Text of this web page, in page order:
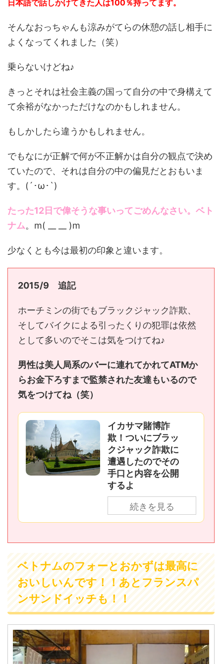
日本語で話しかけてきた人は100％持ってます。
そんなおっちゃんも涼みがてらの休憩の話し相手に
よくなってくれました（笑）
乗らないけどね♪
きっとそれは社会主義の国って自分の中で身構えて
て余裕がなかっただけなのかもしれません。
もしかしたら違うかもしれません。
でもなにが正解で何が不正解かは自分の観点で決め
ていたので、それは自分の中の偏見だとおもいま
す。(´･ω･`)
たった12日で偉そうな事いってごめんなさい。ベト
ナム。m( __ __ )m
少なくとも今は最初の印象と違います。
2015/9 追記
ホーチミンの街でもブラックジャック詐欺、
そしてバイクによる引ったくりの犯罪は依然
として多いのでそこは気をつけてね♪
男性は美人局系のバーに連れてかれてATMか
らお金下ろすまで監禁された友達もいるので
気をつけてね（笑）
イカサマ賭博詐
欺！ついにブラッ
クジャック詐欺に
遭遇したのでその
手口と内容を公開
するよ
続きを見る
ベトナムのフォーとおかずは最高に
おいしいんです！！あとフランスパ
ンサンドイッチも！！